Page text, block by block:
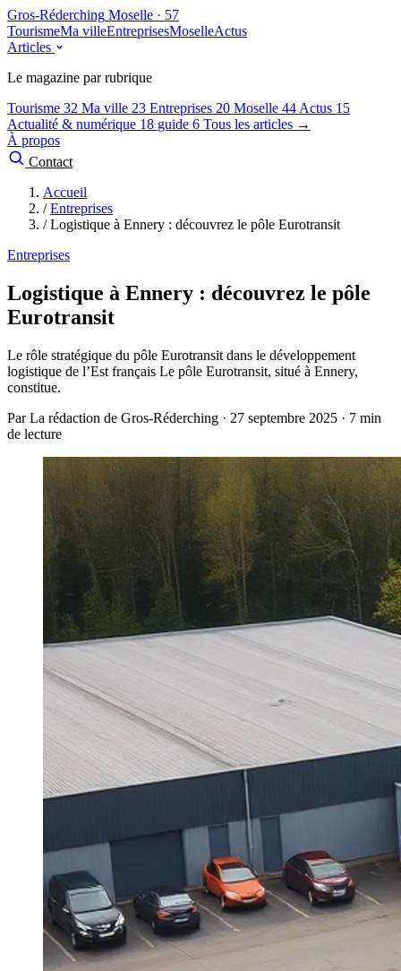
Gros-Réderching Moselle · 57
TourismeMa villeEntreprisesMoselleActus
Articles
Le magazine par rubrique
Tourisme 32 Ma ville 23 Entreprises 20 Moselle 44 Actus 15
Actualité & numérique 18 guide 6 Tous les articles →
À propos
Contact
Accueil
/ Entreprises
/ Logistique à Ennery : découvrez le pôle Eurotransit
Entreprises
Logistique à Ennery : découvrez le pôle
Eurotransit
Le rôle stratégique du pôle Eurotransit dans le développement
logistique de l’Est français Le pôle Eurotransit, situé à Ennery,
constitue.
Par La rédaction de Gros-Réderching · 27 septembre 2025 · 7 min
de lecture